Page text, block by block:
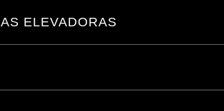
ELEVADORAS